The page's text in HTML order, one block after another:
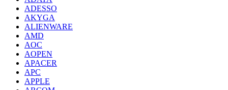
ADESSO
AKYGA
ALIENWARE
AMD
AOC
AOPEN
APACER
APC
APPLE